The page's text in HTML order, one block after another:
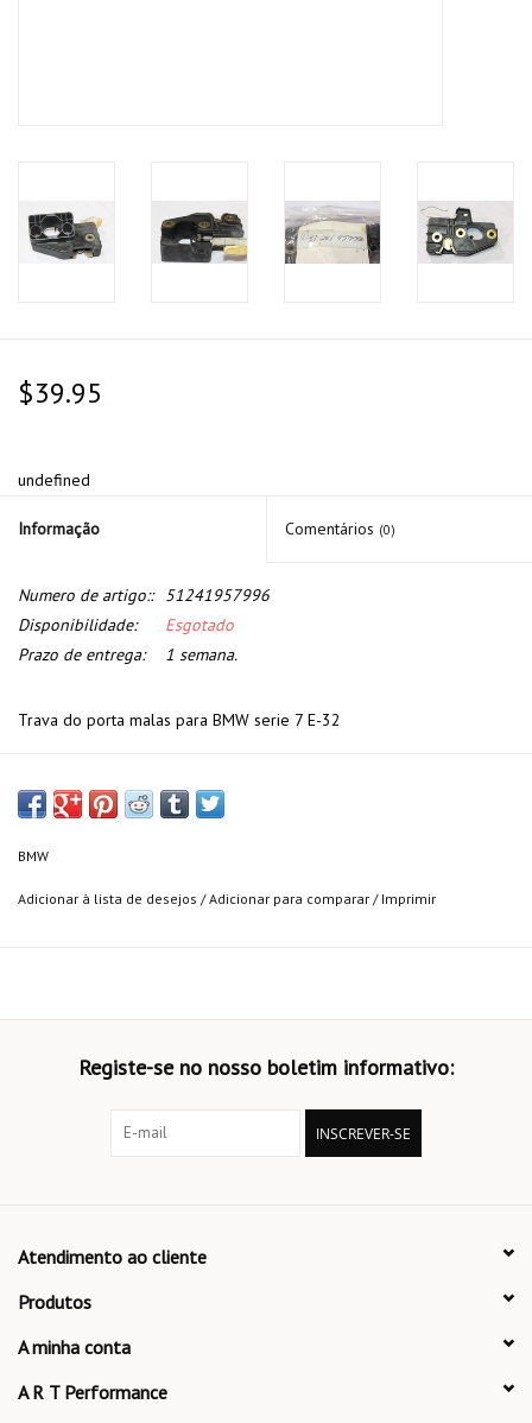
$39.95
undefined
Informação Comentários (0)
Numero de artigo::
51241957996
Disponibilidade:
Esgotado
Prazo de entrega:
1 semana.
Trava do porta malas para BMW serie 7 E-32
BMW
Adicionar à lista de desejos /Adicionar para comparar / Imprimir
Registe-se no nosso boletim informativo:
INSCREVER-SE
Atendimento ao cliente
Produtos
A minha conta
A R T Performance